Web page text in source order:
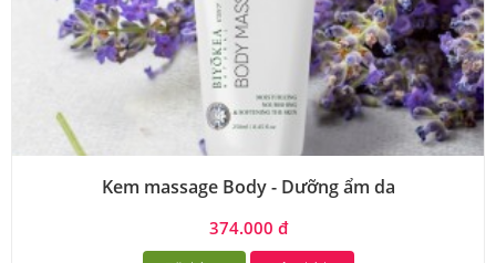
Kem massage Body - Dưỡng ẩm da
374.000 đ